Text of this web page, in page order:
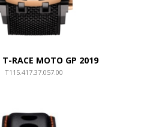
T-RACE MOTO GP 2019
T115.417.37.057.00